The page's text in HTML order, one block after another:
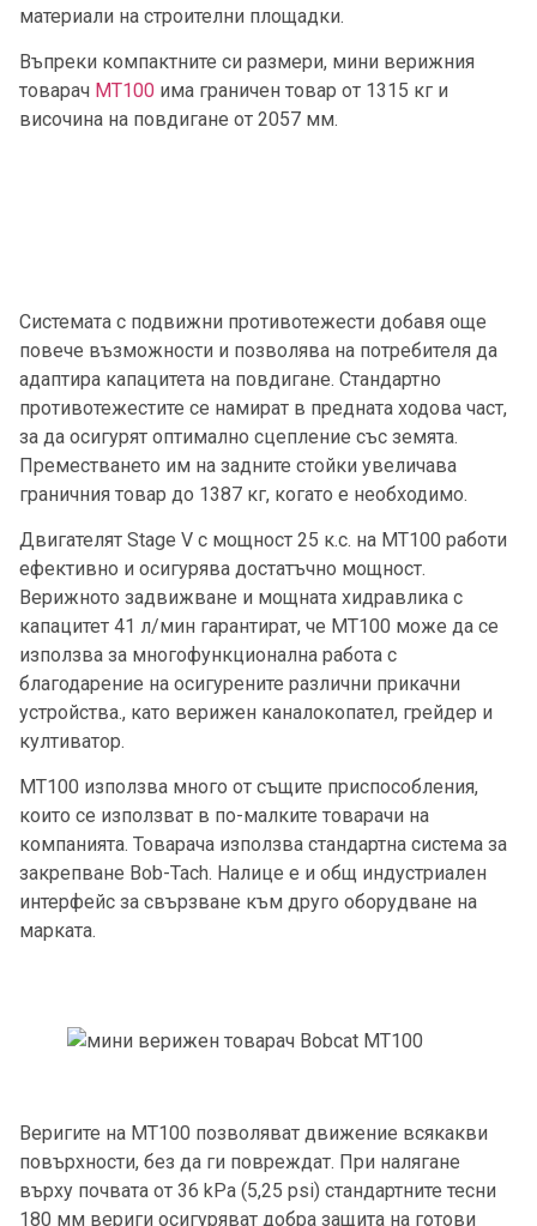
материали на строителни площадки.
Въпреки компактните си размери, мини верижния
товарач MT100 има граничен товар от 1315 кг и
височина на повдигане от 2057 мм.
Системата с подвижни противотежести добавя още
повече възможности и позволява на потребителя да
адаптира капацитета на повдигане. Стандартно
противотежестите се намират в предната ходова част,
за да осигурят оптимално сцепление със земята.
Преместването им на задните стойки увеличава
граничния товар до 1387 кг, когато е необходимо.
Двигателят Stage V с мощност 25 к.с. на MT100 работи
ефективно и осигурява достатъчно мощност.
Верижното задвижване и мощната хидравлика с
капацитет 41 л/мин гарантират, че MT100 може да се
използва за многофункционална работа с
благодарение на осигурените различни прикачни
устройства., като верижен каналокопател, грейдер и
култиватор.
MT100 използва много от същите приспособления,
които се използват в по-малките товарачи на
компанията. Товарача използва стандартна система за
закрепване Bob-Tach. Налице е и общ индустриален
интерфейс за свързване към друго оборудване на
марката.
Веригите на MT100 позволяват движение всякакви
повърхности, без да ги повреждат. При налягане
върху почвата от 36 kPa (5,25 psi) стандартните тесни
180 мм вериги осигуряват добра защита на готови